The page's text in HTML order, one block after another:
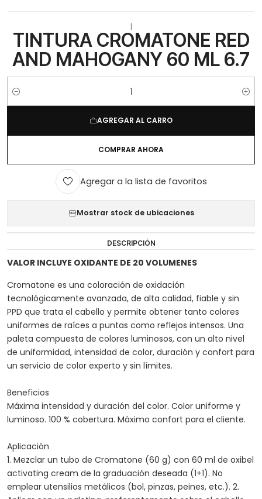
TINTURA CROMATONE RED
AND MAHOGANY 60 ML 6.7
Cantidad
AGREGAR AL CARRO
COMPRAR AHORA
Agregar a la lista de favoritos
Mostrar stock de ubicaciones
DESCRIPCIÓN
VALOR INCLUYE OXIDANTE DE 20 VOLUMENES
Cromatone es una coloración de oxidación
tecnológicamente avanzada, de alta calidad, fiable y sin
PPD que trata el cabello y permite obtener tanto colores
uniformes de raíces a puntas como reflejos intensos. Una
paleta compuesta de colores luminosos, con un alto nivel
de uniformidad, intensidad de color, duración y confort para
un servicio de color experto y sin límites.
Beneficios
Máxima intensidad y duración del color. Color uniforme y
luminoso. 100 % cobertura. Máximo confort para el cliente.
Aplicación
1. Mezclar un tubo de Cromatone (60 g) con 60 ml de oxibel
activating cream de la graduación deseada (1+1). No
emplear utensilios metálicos (bol, pinzas, peines, etc.). 2.